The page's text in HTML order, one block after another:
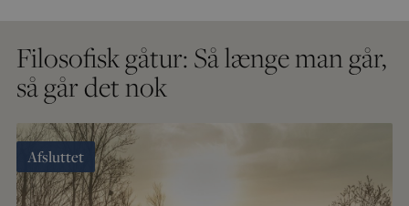
Filosofisk gåtur: Så længe man går,
så går det nok
Afsluttet